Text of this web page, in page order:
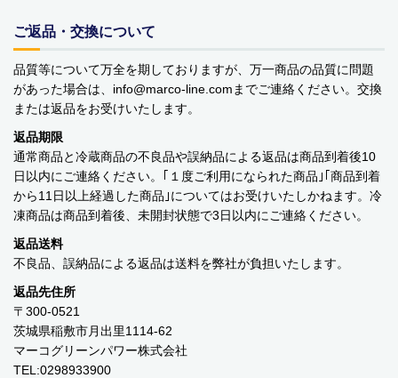
橋本クロス
国際貿易 KB
￥0 ～￥999
￥1,000 ～￥1,999
￥2,000 ～￥2,999
￥4,000 ～￥4,999
￥5,000 ～￥9,999
ご返品・交換について
品質等について万全を期しておりますが、万一商品の品質に問題
があった場合は、info
marco-line.com までご連絡ください。交換
または返品をお受けいたします。
返品期限
通常商品と冷蔵商品の不良品や誤納品による返品は商品到着後10
日以内にご連絡ください。｢１度ご利用になられた商品｣｢商品到着
から11日以上経過した商品｣についてはお受けいたしかねます。冷
凍商品は商品到着後、未開封状態で3日以内にご連絡ください。
返品送料
不良品、誤納品による返品は送料を弊社が負担いたします。
返品先住所
〒300-0521
茨城県稲敷市月出里1114-62
マーコグリーンパワー株式会社
TEL:0298933900